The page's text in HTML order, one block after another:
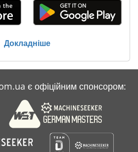
Докладніше
є офіційним спонсором: